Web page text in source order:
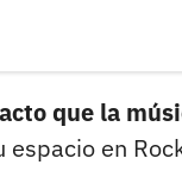
que la
espacio en